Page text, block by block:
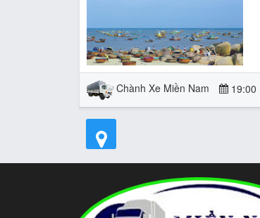
Chành Xe Miền Nam 19:00